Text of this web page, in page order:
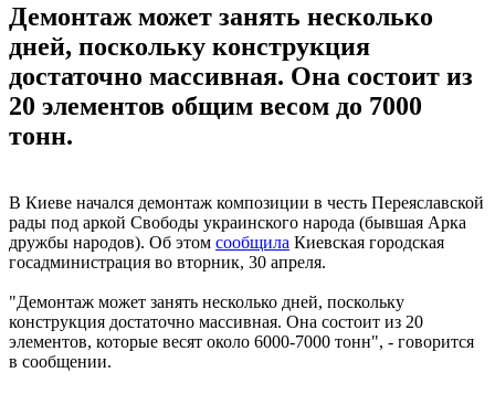
Демонтаж может занять несколько
дней, поскольку конструкция
достаточно массивная. Она состоит из
20 элементов общим весом до 7000
тонн.
В Киеве начался демонтаж композиции в честь Переяславской
рады под аркой Свободы украинского народа (бывшая Арка
дружбы народов). Об этом сообщила Киевская городская
госадминистрация во вторник, 30 апреля.
"Демонтаж может занять несколько дней, поскольку
конструкция достаточно массивная. Она состоит из 20
элементов, которые весят около 6000-7000 тонн", - говорится
в сообщении.